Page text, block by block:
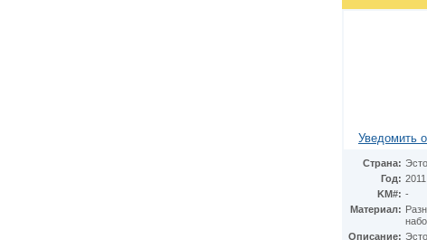
Уведомить
Страна:
Год: 2011
KM#: -
Материал:
Описание: